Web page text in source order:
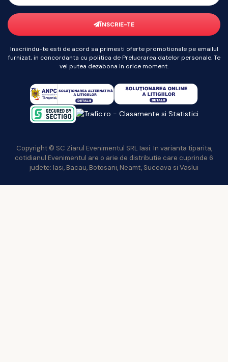
ÎNSCRIE-TE
Inscriindu-te esti de acord sa primesti oferte promotionale pe emailul
furnizat, in concordanta cu politica de Prelucrarea datelor personale. Te
vei putea dezabona in orice moment.
Copyright © SC Ziarul Evenimentul SRL Iasi. In varianta tiparita,
cotidianul Evenimentul are o arie de distributie care cuprinde 6
judete: Iasi, Bacau, Botosani, Neamt, Suceava si Vaslui